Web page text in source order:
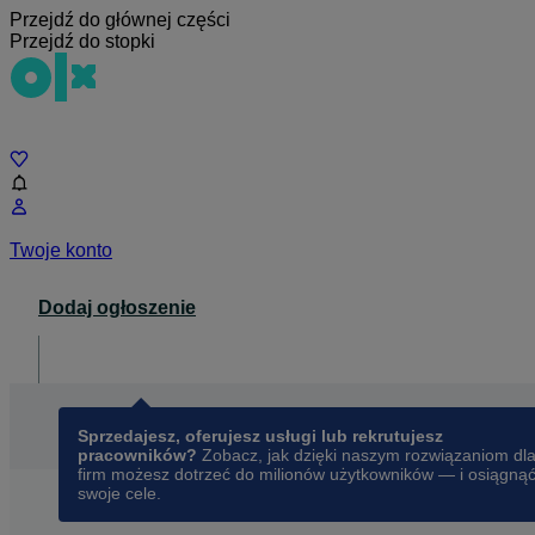
Przejdź do głównej części
Przejdź do stopki
Twoje konto
Dodaj ogłoszenie
Sprzedajesz, oferujesz usługi lub rekrutujesz
pracowników? Zobacz, jak dzięki naszym rozwiązaniom dla
firm możesz dotrzeć do milionów użytkowników — i osiągnąć
swoje cele.